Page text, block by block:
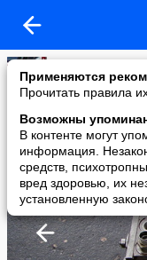
Применяются
Прочитать правила
Возможны
В контенте могут
информация.
средств,
вред здоровью, их
установленную
Бауманец
added a photo
04 Mar в 15:07